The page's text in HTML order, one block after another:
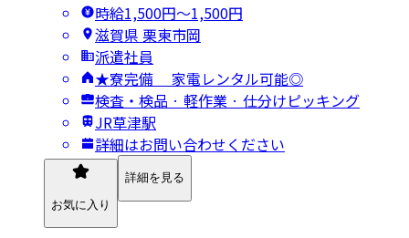
時給1,500円〜1,500円
滋賀県 栗東市岡
派遣社員
★寮完備 家電レンタル可能◎
検査・検品 · 軽作業 · 仕分けピッキング
JR草津駅
詳細はお問い合わせください
お気に入り
詳細を見る